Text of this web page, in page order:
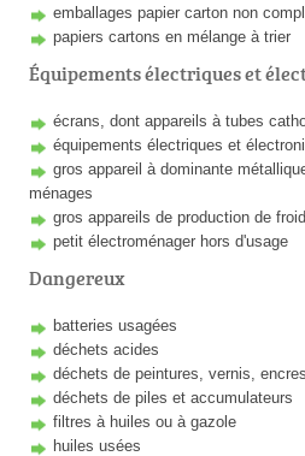
emballages papier carton non
papiers cartons en mélange à trier
Équipements électriques et
écrans, dont appareils à tubes
équipements électriques et
gros appareil à dominante
ménages
gros appareils de production de froid
petit électroménager hors d'usage
Dangereux
batteries usagées
déchets acides
déchets de peintures, vernis,
déchets de piles et accumulateurs
filtres à huiles ou à gazole
huiles usées